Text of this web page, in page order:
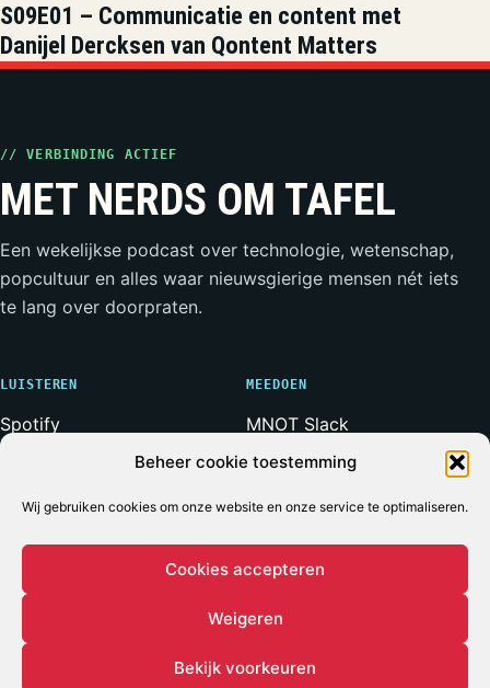
Beheer cookie toestemming
Wij gebruiken cookies om onze website en onze service te optimaliseren.
Cookies accepteren
Weigeren
Bekijk voorkeuren
S09E01 – Communicatie en content met
Danijel Dercksen van Qontent Matters
// VERBINDING ACTIEF
MET NERDS OM TAFEL
Een wekelijkse podcast over technologie, wetenschap,
popcultuur en alles waar nieuwsgierige mensen nét iets
te lang over doorpraten.
LUISTEREN
Spotify
RSS-feed
MEEDOEN
MNOT Slack
Weerwolven Slack
Adverteren
* Voor zover bij een podcast ooit iets volledig operationeel